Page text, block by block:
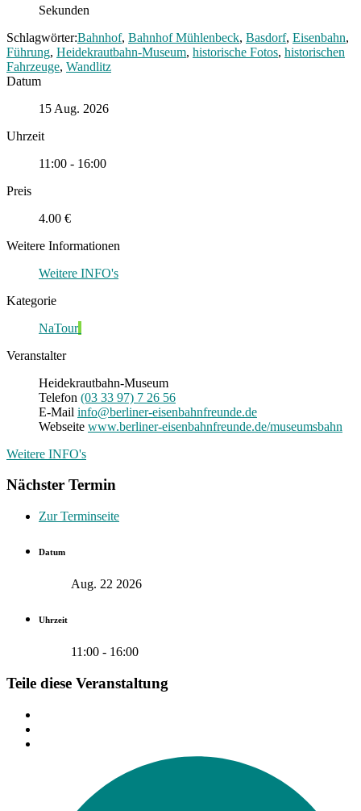
Sekunden
Schlagwörter:Bahnhof, Bahnhof Mühlenbeck, Basdorf, Eisenbahn,
Führung, Heidekrautbahn-Museum, historische Fotos, historischen
Fahrzeuge, Wandlitz
Datum
15 Aug. 2026
Uhrzeit
11:00 - 16:00
Preis
4.00 €
Weitere Informationen
Weitere INFO's
Kategorie
NaTour
Veranstalter
Heidekrautbahn-Museum
Telefon (03 33 97) 7 26 56
E-Mail info@berliner-eisenbahnfreunde.de
Webseite www.berliner-eisenbahnfreunde.de/museumsbahn
Weitere INFO's
Nächster Termin
Zur Terminseite
Datum
Aug. 22 2026
Uhrzeit
11:00 - 16:00
Teile diese Veranstaltung